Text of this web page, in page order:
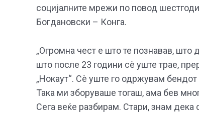
социјалните мрежи по повод
Богдановски – Конга.
„Огромна чест е што те познавав,
што после 23 години сè уште трае,
„Нокаут“. Сè уште го одржувам
Така ми зборуваше тогаш, ама бев
Сега веќе разбирам. Стари, знам